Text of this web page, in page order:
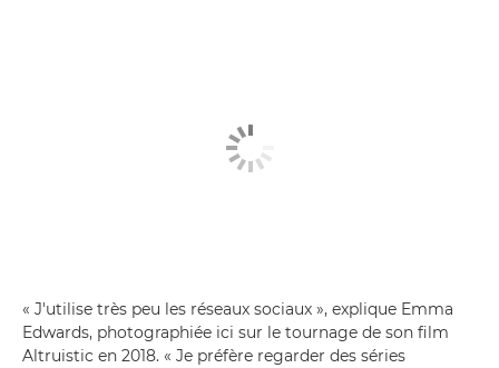
« J'utilise très peu les réseaux sociaux », explique Emma
Edwards, photographiée ici sur le tournage de son film
Altruistic en 2018. « Je préfère regarder des séries